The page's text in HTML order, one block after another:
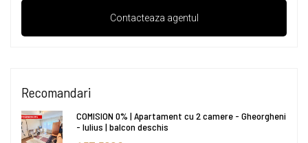
Recomandari
COMISION 0% | Apartament cu 2 camere - Gheorgheni
- Iulius | balcon deschis